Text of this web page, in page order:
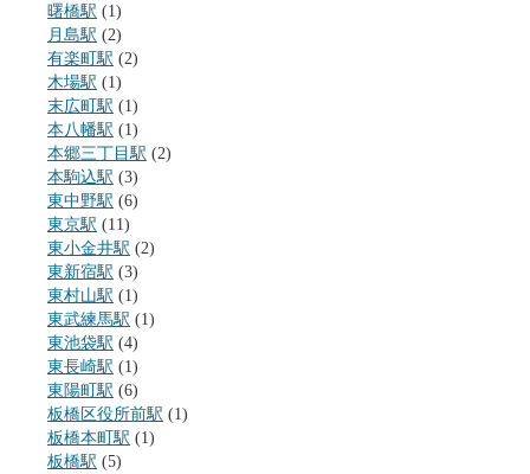
曙橋駅 (1)
月島駅 (2)
有楽町駅 (2)
木場駅 (1)
末広町駅 (1)
本八幡駅 (1)
本郷三丁目駅 (2)
本駒込駅 (3)
東中野駅 (6)
東京駅 (11)
東小金井駅 (2)
東新宿駅 (3)
東村山駅 (1)
東武練馬駅 (1)
東池袋駅 (4)
東長崎駅 (1)
東陽町駅 (6)
板橋区役所前駅 (1)
板橋本町駅 (1)
板橋駅 (5)